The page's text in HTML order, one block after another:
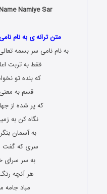
Namiye Sar
متن ترانه ی به نام
به نام نامی سر بسمه تعالی
فقط به تربت
که بنده تو
قسم به
که پر شده از
نگاه کن به
به آسمان
سری که گفت
به سر سرای
هر آنچه رنگ
مباد جامه